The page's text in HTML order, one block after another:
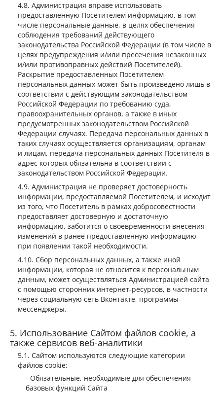
Администрация вправе использовать
предоставленную Посетителем информацию, в том
числе персональные данные, в целях обеспечения
соблюдения требований действующего
законодательства Российской Федерации (в том числе в
целях предупреждения и/или пресечения незаконных
и/или противоправных действий Посетителей).
Раскрытие предоставленных Посетителем
персональных данных может быть произведено лишь в
соответствии с действующим законодательством
Российской Федерации по требованию суда,
правоохранительных органов, а также в иных
предусмотренных законодательством Российской
Федерации случаях. Передача персональных данных в
таких случаях осуществляется организациям, органам
и лицам, передача персональных данных Посетителя в
адрес которых обязательна в соответствии с
законодательством Российской Федерации.
Администрация не проверяет достоверность
информации, предоставляемой Посетителем, и исходит
из того, что Посетитель в рамках добросовестности
предоставляет достоверную и достаточную
информацию, заботится о своевременности внесения
изменений в ранее предоставленную информацию
при появлении такой необходимости.
Сбор персональных данных, а также иной
информации, которая не относится к персональным
данным, может осуществляться Администрацией сайта
с помощью сторонних интернет-ресурсов, в частности
через социальную сеть Вконтакте, программы-
мессенджеры.
Использование Сайтом файлов cookie, а
также сервисов веб-аналитики
Сайтом используются следующие категории
файлов cookie:
Обязательные, необходимые для обеспечения
базовых функций Сайта